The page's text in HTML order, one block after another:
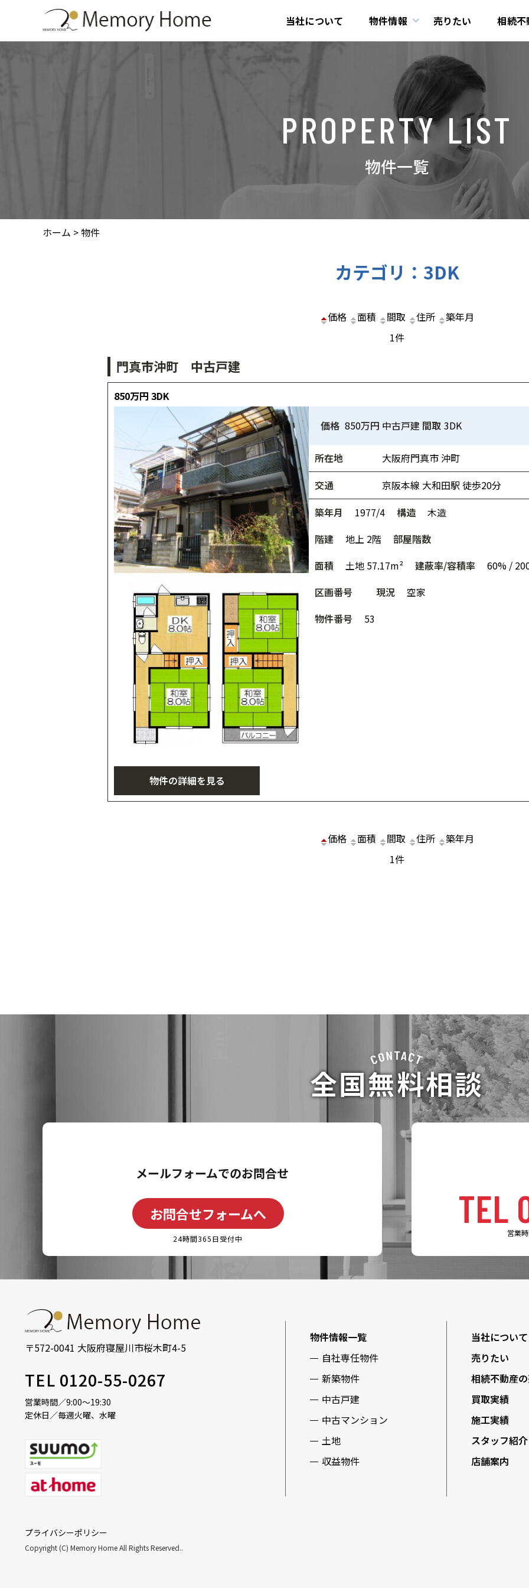
当社について
物件情報 売りたい 相続不
PROPERTY LIST
物件一覧
ホーム > 物件
カテゴリ：3DK
価格 面積 間取 住所
築年月
1件
門真市沖町 中古戸建
850万円 3DK
物件の詳細を見る
価格 850万円 中古戸建 間取 3DK
所在地
大阪府門真市 沖町
交通
京阪本線 大和田駅 徒歩20分
築年月
1977/4 構造
木造
階建
地上 2階
部屋階数
面積
土地 57.17m² 建蔽率/容積率
60% /
区画番号
現況
空家
物件番号
53
価格 面積 間取 住所
築年月
1件
全国無料相談
メールフォームでのお問合せ
お問合せフォームへ
24時間365日受付中
TEL
営業
〒572-0041 大阪府寝屋川市桜木町4-5
TEL 0120-55-0267
営業時間／9:00～19:30
定休日／毎週火曜、水曜
物件情報一覧
自社専任物件
新築物件
中古戸建
中古マンション
土地
収益物件
当社について
売りたい
相続不動産
買取実績
施工実績
スタッフ紹介
店舗案内
プライバシーポリシー
Copyright (C) Memory Home All Rights Reserved..